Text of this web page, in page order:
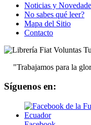
Noticias y
No sabes qué leer?
Mapa del Sitio
Contacto
"Trabajamos para la
Síguenos en: